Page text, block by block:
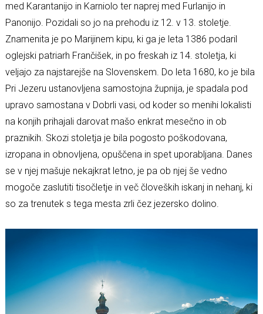
med Karantanijo in Karniolo ter naprej med Furlanijo in
Panonijo. Pozidali so jo na prehodu iz 12. v 13. stoletje.
Znamenita je po Marijinem kipu, ki ga je leta 1386 podaril
oglejski patriarh Frančišek, in po freskah iz 14. stoletja, ki
veljajo za najstarejše na Slovenskem. Do leta 1680, ko je bila
Pri Jezeru ustanovljena samostojna župnija, je spadala pod
upravo samostana v Dobrli vasi, od koder so menihi lokalisti
na konjih prihajali darovat mašo enkrat mesečno in ob
praznikih. Skozi stoletja je bila pogosto poškodovana,
izropana in obnovljena, opuščena in spet uporabljana. Danes
se v njej mašuje nekajkrat letno, je pa ob njej še vedno
mogoče zaslutiti tisočletje in več človeških iskanj in nehanj, ki
so za trenutek s tega mesta zrli čez jezersko dolino.